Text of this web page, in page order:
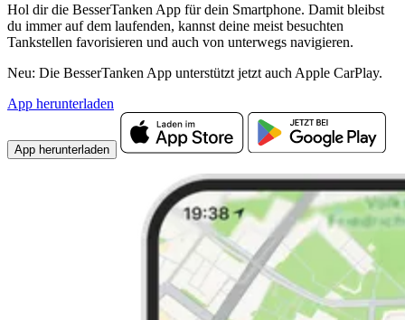
Hol dir die BesserTanken App für dein Smartphone. Damit bleibst
du immer auf dem laufenden, kannst deine meist besuchten
Tankstellen favorisieren und auch von unterwegs navigieren.
Neu: Die BesserTanken App unterstützt jetzt auch Apple CarPlay.
App herunterladen
App herunterladen